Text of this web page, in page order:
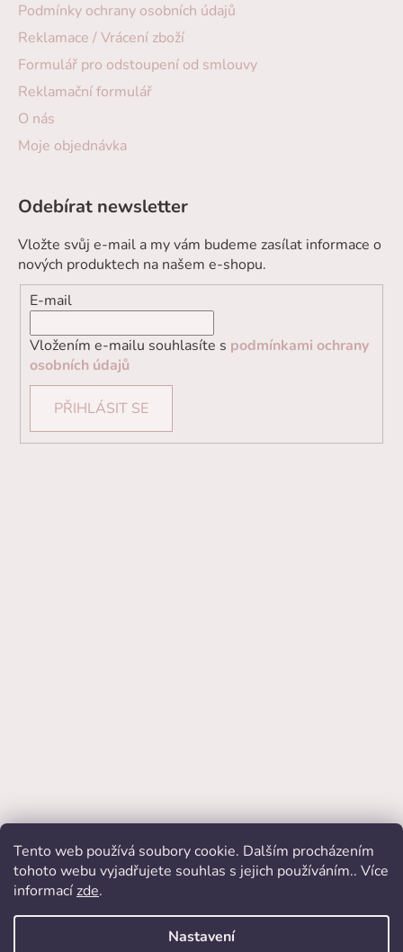
Tento web používá soubory cookie. Dalším procházením
tohoto webu vyjadřujete souhlas s jejich používáním.. Více
informací zde.
Nastavení
Podmínky ochrany osobních údajů
Reklamace / Vrácení zboží
Formulář pro odstoupení od smlouvy
Reklamační formulář
O nás
Moje objednávka
Odebírat newsletter
Vložte svůj e-mail a my vám budeme zasílat informace o
nových produktech na našem e-shopu.
E-mail
Vložením e-mailu souhlasíte s podmínkami ochrany
osobních údajů
PŘIHLÁSIT SE
Přijímáme online platby